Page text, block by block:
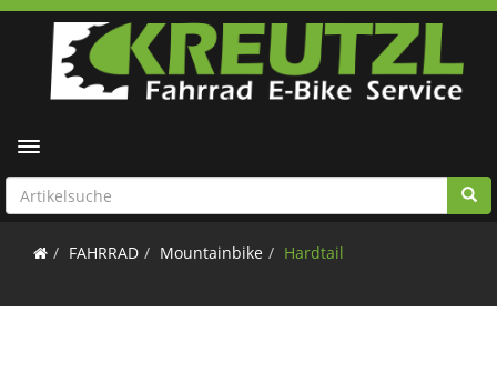
Toggle navigation
FAHRRAD Mountainbike Hardtail